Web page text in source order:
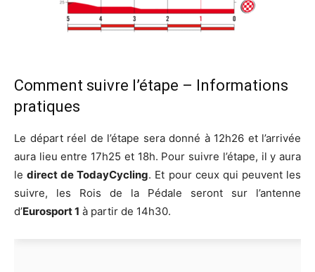
Comment suivre l’étape – Informations
pratiques
Le départ réel de l’étape sera donné à 12h26 et l’arrivée
aura lieu entre 17h25 et 18h. Pour suivre l’étape, il y aura
ledirect de TodayCycling. Et pour ceux qui peuvent les
suivre, les Rois de la Pédale seront sur l’antenne
d’Eurosport 1 à partir de 14h30.